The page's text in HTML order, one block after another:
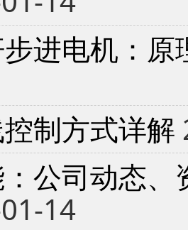
进电机：
制方式详解
公司动态
14